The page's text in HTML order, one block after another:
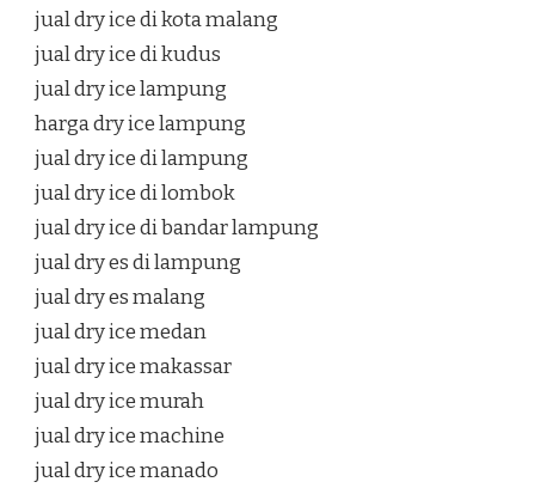
jual dry ice di kota malang
jual dry ice di kudus
jual dry ice lampung
harga dry ice lampung
jual dry ice di lampung
jual dry ice di lombok
jual dry ice di bandar lampung
jual dry es di lampung
jual dry es malang
jual dry ice medan
jual dry ice makassar
jual dry ice murah
jual dry ice machine
jual dry ice manado